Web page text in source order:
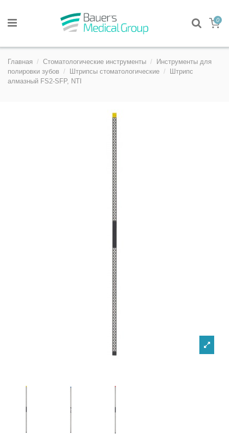
0
Главная Стоматологические инструменты
Инструменты для
полировки зубов
Штрипсы стоматологические
Штрипс
алмазный FS2-SFP, NTI